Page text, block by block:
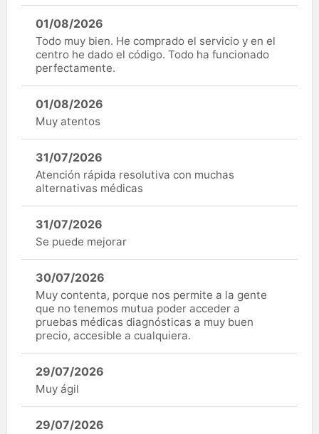
01/08/2026
Todo muy bien. He comprado el servicio y en el
centro he dado el código. Todo ha funcionado
perfectamente.
01/08/2026
Muy atentos
31/07/2026
Atención rápida resolutiva con muchas
alternativas médicas
31/07/2026
Se puede mejorar
30/07/2026
Muy contenta, porque nos permite a la gente
que no tenemos mutua poder acceder a
pruebas médicas diagnósticas a muy buen
precio, accesible a cualquiera.
29/07/2026
Muy ágil
29/07/2026